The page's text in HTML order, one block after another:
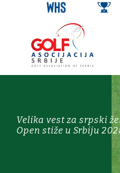
Velika vest za srpski
Open stiže u Srbiju